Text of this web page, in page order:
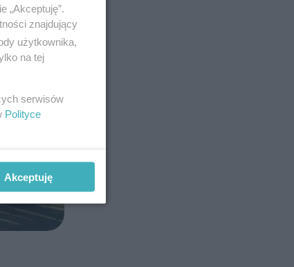
„Akceptuję”.
znajdujący
użytkownika,
na tej
serwisów
Polityce
Akceptuję